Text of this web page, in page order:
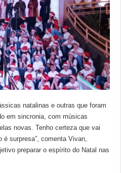
natalinas e outras que foram
em sincronia, com músicas
novas. Tenho certeza que vai
surpresa”, comenta Vivan,
preparar o espírito do Natal nas